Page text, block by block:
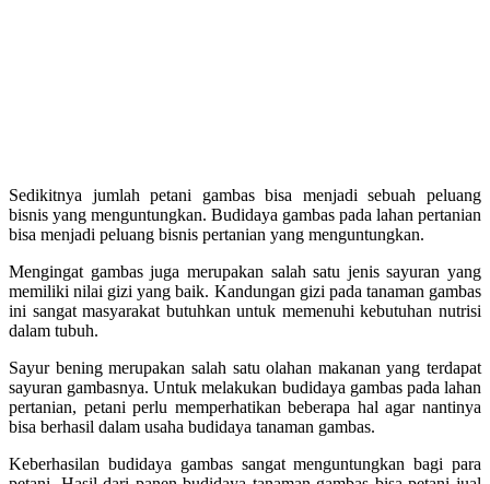
Sedikitnya jumlah petani gambas bisa menjadi sebuah peluang
bisnis yang menguntungkan. Budidaya gambas pada lahan pertanian
bisa menjadi peluang bisnis pertanian yang menguntungkan.
Mengingat gambas juga merupakan salah satu jenis sayuran yang
memiliki nilai gizi yang baik. Kandungan gizi pada tanaman gambas
ini sangat masyarakat butuhkan untuk memenuhi kebutuhan nutrisi
dalam tubuh.
Sayur bening merupakan salah satu olahan makanan yang terdapat
sayuran gambasnya. Untuk melakukan budidaya gambas pada lahan
pertanian, petani perlu memperhatikan beberapa hal agar nantinya
bisa berhasil dalam usaha budidaya tanaman gambas.
Keberhasilan budidaya gambas sangat menguntungkan bagi para